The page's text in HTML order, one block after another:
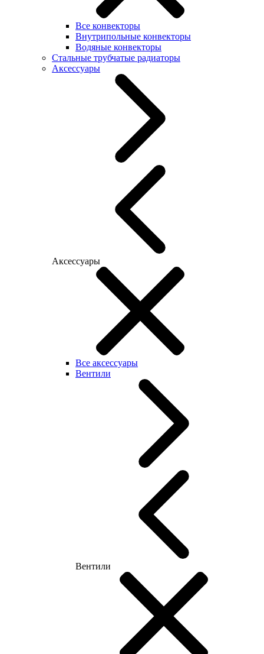
Все конвекторы
Внутрипольные конвекторы
Водяные конвекторы
Стальные трубчатые радиаторы
Аксессуары
Аксессуары
Все аксессуары
Вентили
Вентили